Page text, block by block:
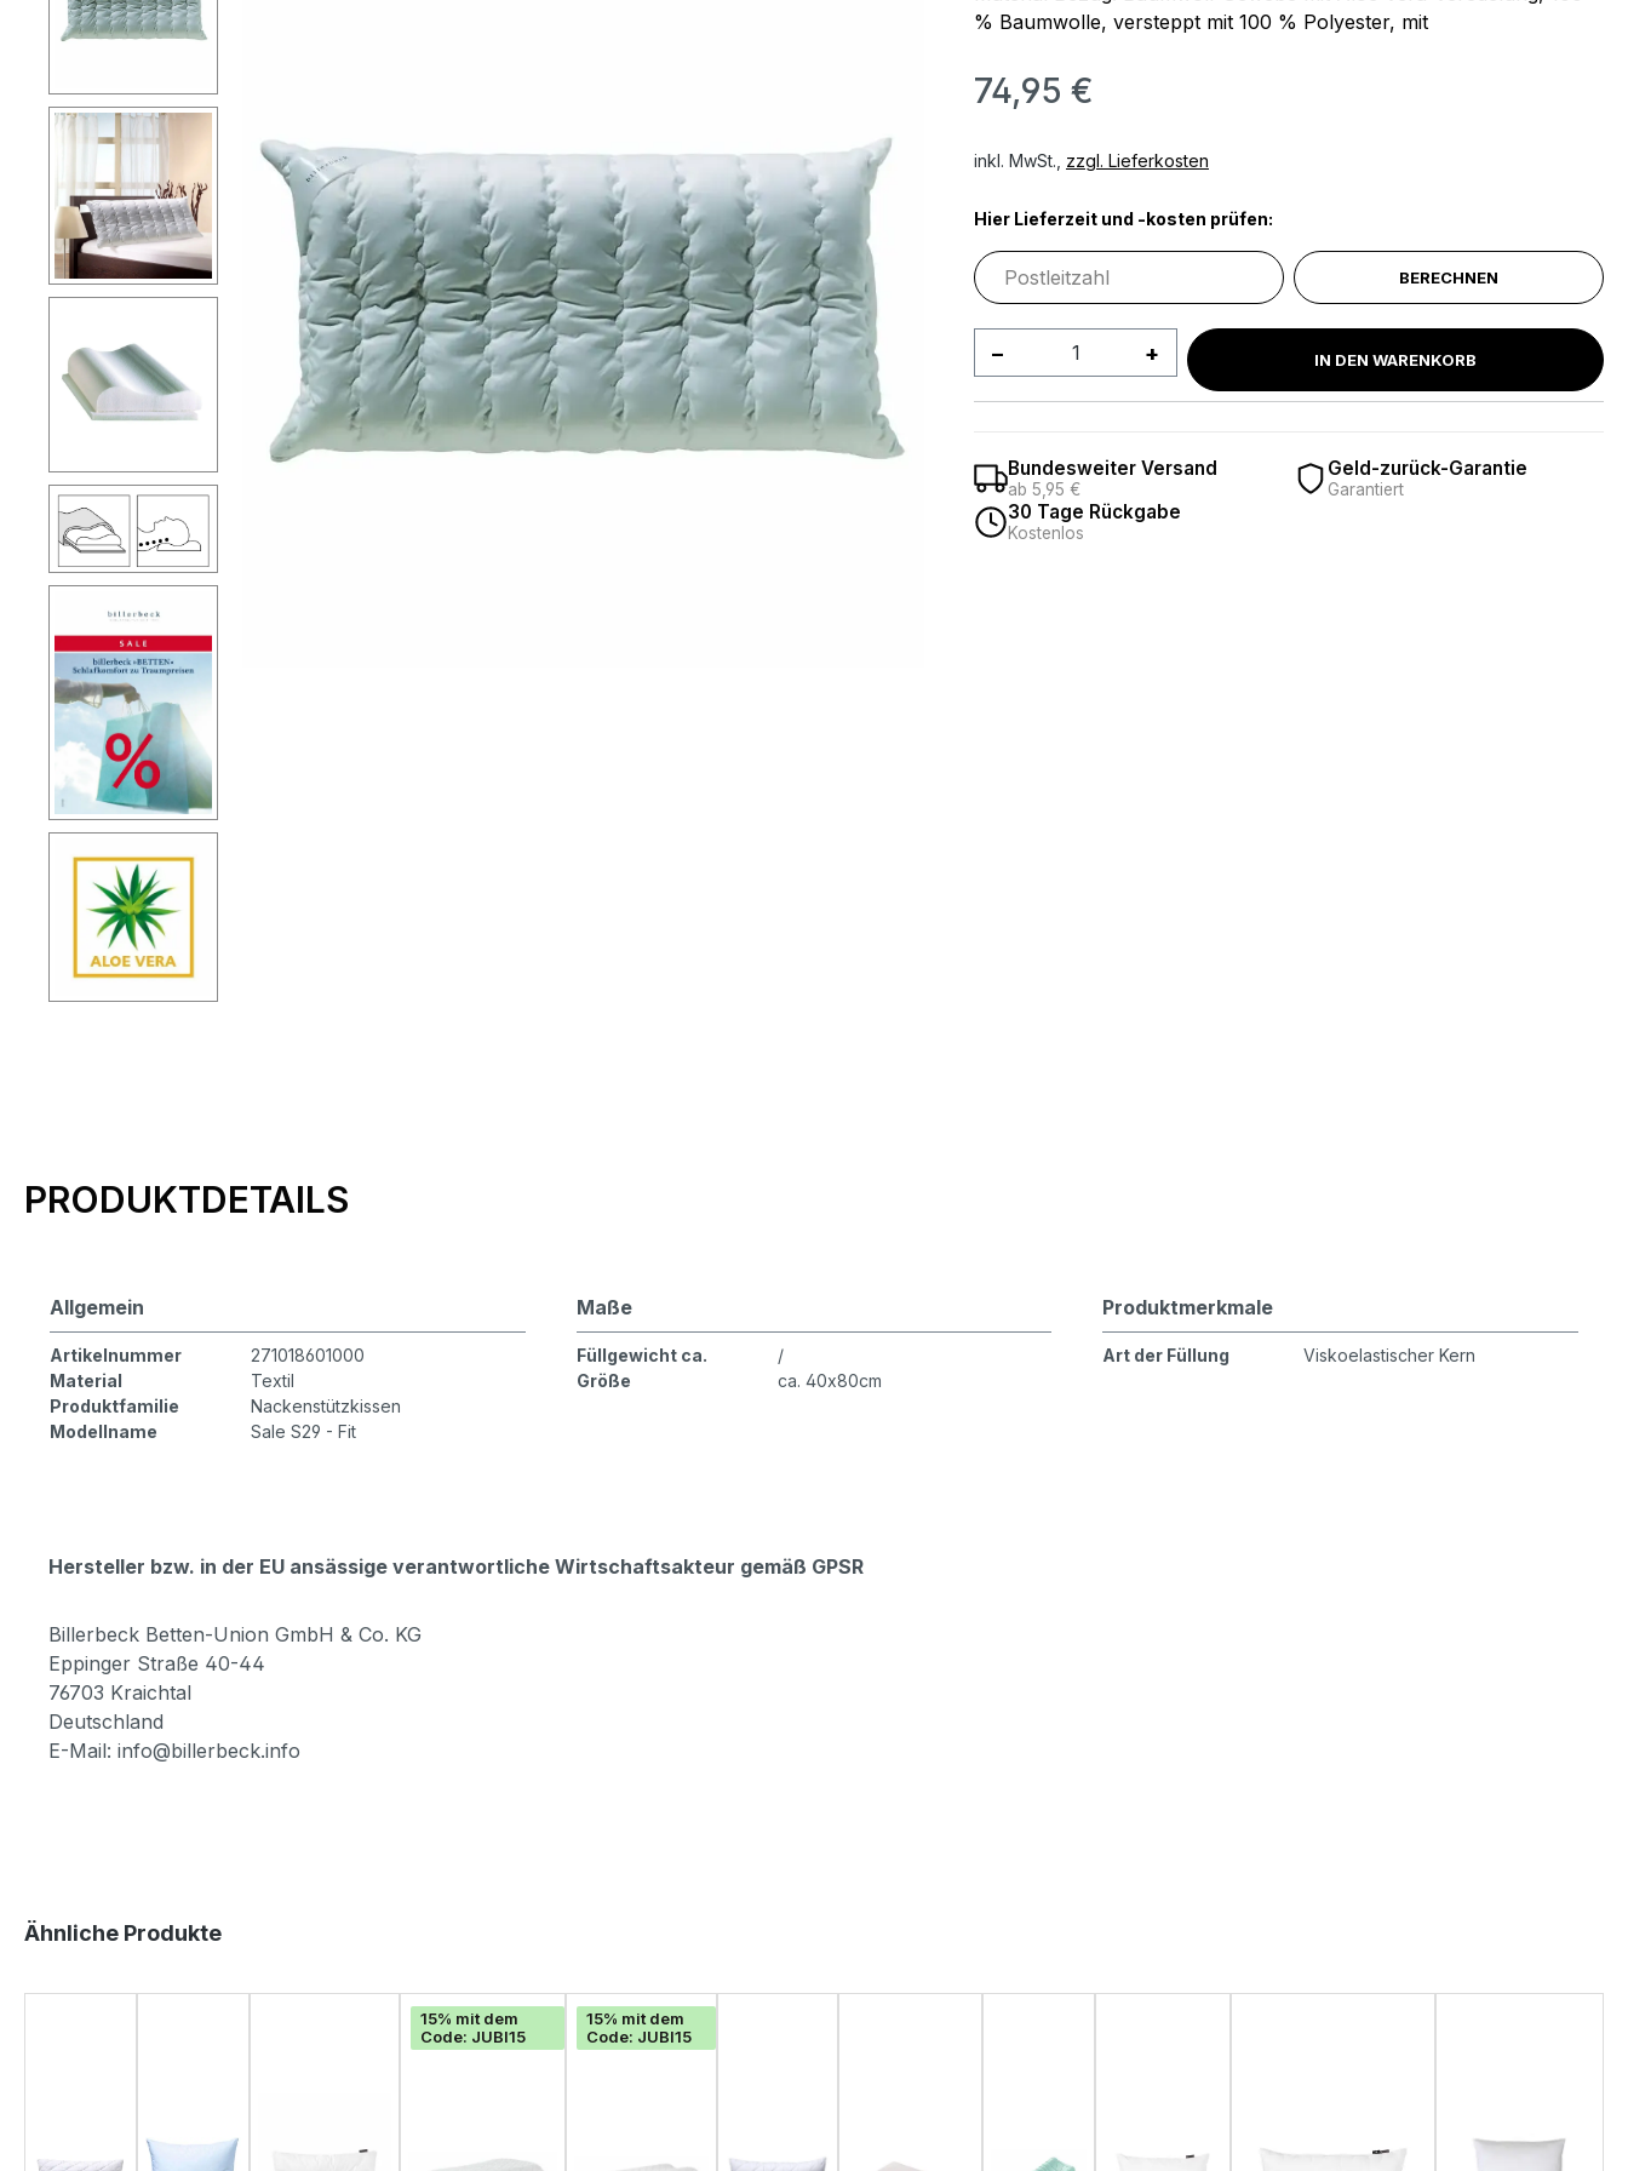
% Baumwolle, versteppt mit 100 % Polyester, mit
74,95 €
inkl. MwSt., zzgl. Lieferkosten
Hier Lieferzeit und -kosten prüfen:
BERECHNEN
Produkt Anzahl: Gib den gewünschten Wert
IN DEN WARENKORB
Bundesweiter Versand
ab 5,95 €
Geld-zurück-Garantie
Garantiert
30 Tage Rückgabe
Kostenlos
Produktinformationen
PRODUKTDETAILS
Allgemein
Artikelnummer
271018601000
Material
Textil
Produktfamilie
Nackenstützkissen
Modellname
Sale S29 - Fit
Maße
Füllgewicht ca.
/
Größe
ca. 40x80cm
Produktmerkmale
Art der Füllung Viskoelastischer Kern
Hersteller bzw. in der EU ansässige verantwortliche Wirtschaftsakteur gemäß GPSR
Billerbeck Betten-Union GmbH & Co. KG
Eppinger Straße 40-44
76703 Kraichtal
Deutschland
E-Mail: info@billerbeck.info
Produktgalerie überspringen
Ähnliche Produkte
15% mit dem
Code: JUBI15
15% mit dem
Code: JUBI15